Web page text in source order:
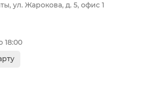
ул. Жарокова, д. 5, офис 1
18:00